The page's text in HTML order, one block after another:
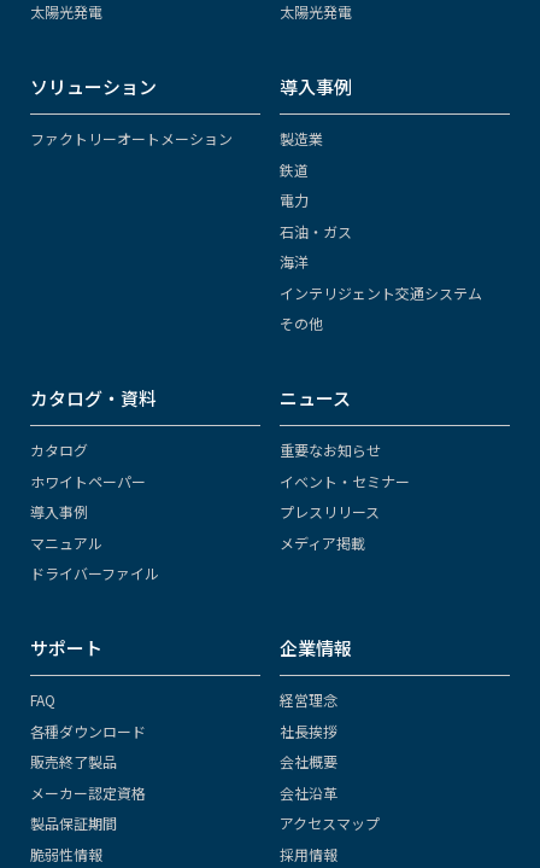
太陽光発電
太陽光発電
ソリューション
ファクトリーオートメーション
導入事例
製造業
鉄道
電力
石油・ガス
海洋
インテリジェント交通システム
その他
カタログ・資料
カタログ
ホワイトペーパー
導入事例
マニュアル
ドライバーファイル
ニュース
重要なお知らせ
イベント・セミナー
プレスリリース
メディア掲載
サポート
FAQ
各種ダウンロード
販売終了製品
メーカー認定資格
製品保証期間
脆弱性情報
企業情報
経営理念
社長挨拶
会社概要
会社沿革
アクセスマップ
採用情報